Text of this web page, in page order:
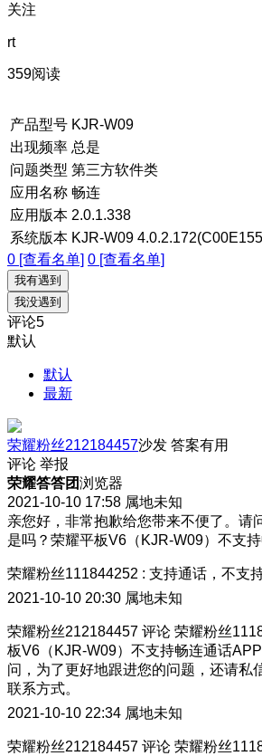
关注
rt
359阅读
产品型号 KJR-W09
出现频率 总是
问题类型 第三方软件类
应用名称 畅连
应用版本 2.0.1.338
系统版本 KJR-W09
0 [查看名单] 0 [查看名单]
我有遇到
我没遇到
评论5
默认
默认
最新
荣耀粉丝212184457沙发 答案有用
评论 举报
荣耀答答团浏览器
2021-10-10 17:58 属地未知
亲您好，非常抱歉给您带来不便了。请
是吗？荣耀平板V6（KJR-W09）不支持
荣耀粉丝111844252 : 支持通话，不支
2021-10-10 20:30 属地未知
荣耀粉丝212184457 评论 荣耀粉丝
板V6（KJR-W09）不支持畅连通话
问，为了更好地跟进您的问题，还请私
联系方式。
2021-10-10 22:34 属地未知
荣耀粉丝212184457 评论 荣耀粉丝